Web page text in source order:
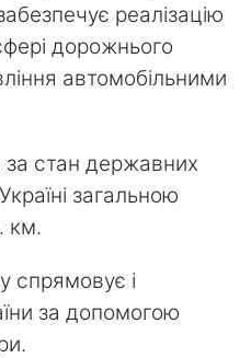
реалізацію
дорожнього
автомобільними
за стан державних
загальною
км.
спрямовує і
за допомогою